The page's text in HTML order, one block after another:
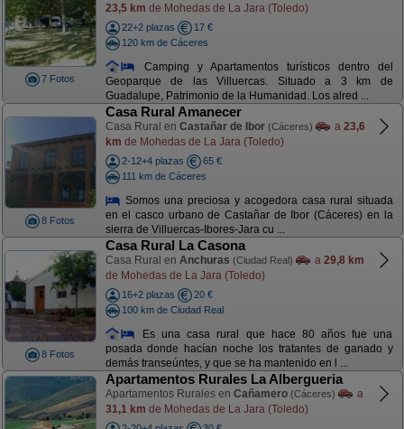
7 Fotos
23,5 km de Mohedas de La Jara (Toledo)
22+2 plazas
17 €
120 km de Cáceres
Camping y Apartamentos turísticos dentro del
Geoparque de las Villuercas. Situado a 3 km de
Guadalupe, Patrimonio de la Humanidad. Los alred ...
8 Fotos
Casa Rural Amanecer
Casa Rural en Castañar de Ibor (Cáceres) a 23,6
km de Mohedas de La Jara (Toledo)
2-12+4 plazas
65 €
111 km de Cáceres
Somos una preciosa y acogedora casa rural situada
en el casco urbano de Castañar de Ibor (Cáceres) en la
sierra de Villuercas-Ibores-Jara cu ...
8 Fotos
Casa Rural La Casona
Casa Rural en Anchuras (Ciudad Real) a 29,8 km
de Mohedas de La Jara (Toledo)
16+2 plazas
20 €
100 km de Ciudad Real
Es una casa rural que hace 80 años fue una
posada donde hacían noche los tratantes de ganado y
demás transeúntes, y que se ha mantenido en l ...
Apartamentos Rurales La Albergueria
Apartamentos Rurales en Cañamero (Cáceres)
a
31,1 km de Mohedas de La Jara (Toledo)